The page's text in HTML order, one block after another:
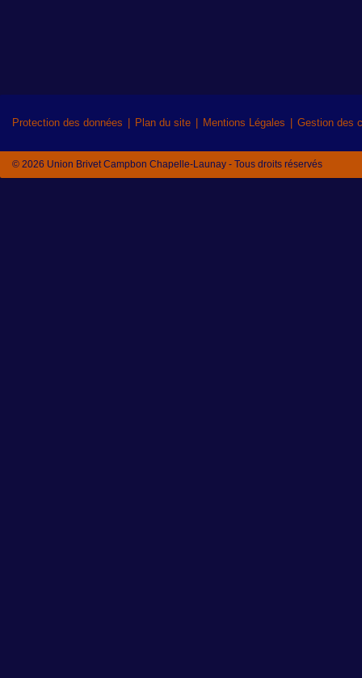
Protection des données Plan du site Mentions Légales Gestion des
© 2026 Union Brivet Campbon Chapelle-Launay - Tous droits réservés